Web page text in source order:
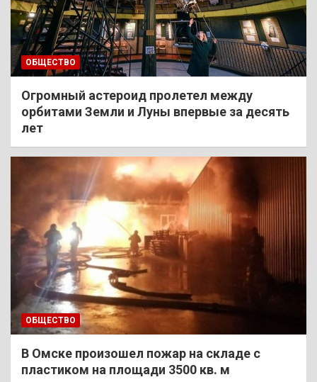
ОБЩЕСТВО
Огромный астероид пролетел между
орбитами Земли и Луны впервые за десять
лет
ОБЩЕСТВО
В Омске произошел пожар на складе с
пластиком на площади 3500 кв. м